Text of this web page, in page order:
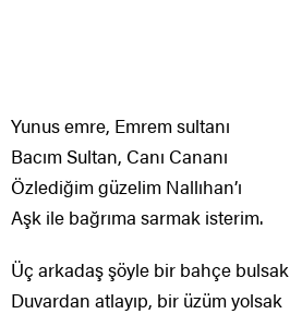
Yunus emre, Emrem sultanı
Bacım Sultan, Canı Cananı
Özlediğim güzelim Nallıhan’ı
Aşk ile bağrıma sarmak isterim.
Üç arkadaş şöyle bir bahçe bulsak
Duvardan atlayıp, bir üzüm yolsak